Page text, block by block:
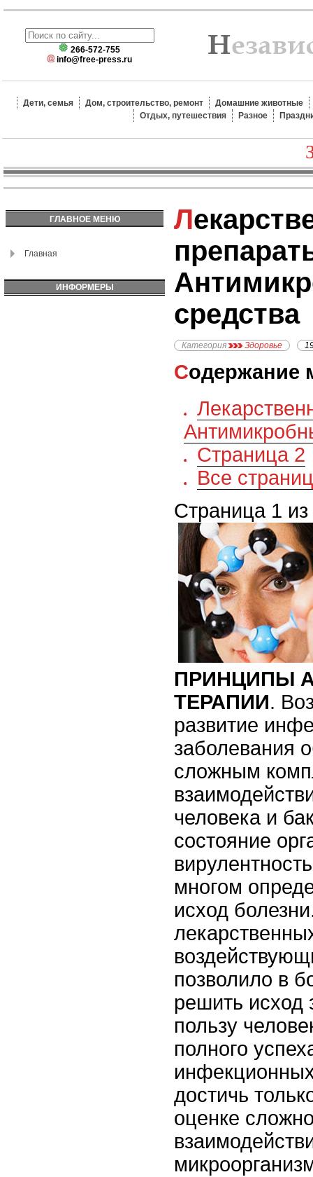
266-572-755
info@free-press.ru
Дети, семья Дом, строительство, ремонт
Домашние животные
Отдых, путешествия
Разное
ГЛАВНОЕ МЕНЮ
Главная
ИНФОРМЕРЫ
Лекарственные
средства
Категория Здоровье
Содержание
Страница 2
Все
Страница 1 из
ПРИНЦИПЫ
ТЕРАПИИ.
развитие
заболевания
сложным
человека и
состояние
многом
исход
позволило в
решить исход
пользу
полного
достичь
оценке